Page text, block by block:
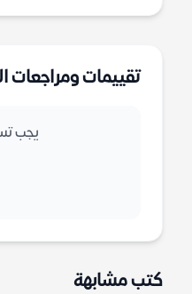
تقييمات ومراجعات
يجب
كتب مشابهة